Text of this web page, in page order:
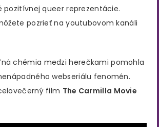
pozitívnej queer reprezentácie.
pozrieť na youtubovom kanáli
chémia medzi herečkami pomohla
webseriálu fenomén.
film The Carmilla Movie